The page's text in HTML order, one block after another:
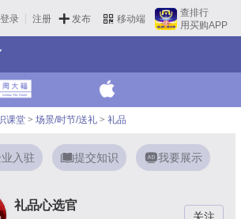
登录 注册 发布 移动端
查排行
用买购APP
课堂 > 场景/时节/送礼 > 礼品
入驻 提交知识 我要展示
礼品心选官